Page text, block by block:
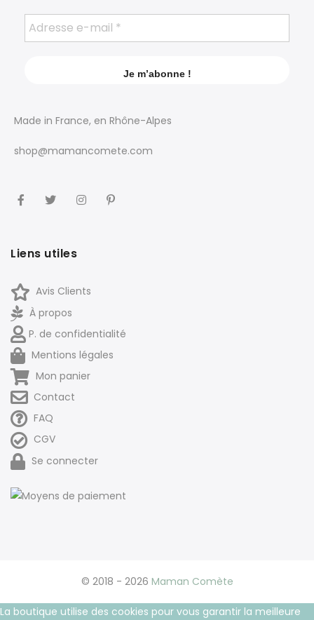
Made in France, en Rhône-Alpes
shop@mamancomete.com
Liens utiles
Avis Clients
À propos
P. de confidentialité
Mentions légales
Mon panier
Contact
FAQ
CGV
Se connecter
© 2018 - 2026 Maman Comète
La boutique utilise des cookies pour vous garantir la meilleure